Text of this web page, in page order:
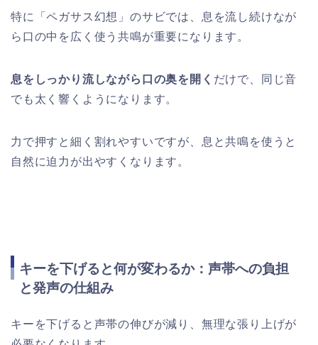
特に「ペガサス幻想」のサビでは、息を流し続けなが
ら口の中を広く使う共鳴が重要になります。
息をしっかり流しながら口の奥を開く だけで、同じ音
でも太く響くようになります。
力で押すと細く割れやすいですが、息と共鳴を使うと
自然に迫力が出やすくなります。
キーを下げると何が変わるか：声帯への負担
と発声の仕組み
キーを下げると声帯の伸びが減り、無理な張り上げが